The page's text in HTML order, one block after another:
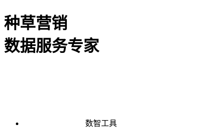
种草营销
数据服务专家
数智工具